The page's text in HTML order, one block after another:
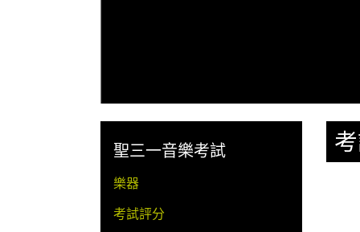
聖三一音樂考試
樂器
考試評分